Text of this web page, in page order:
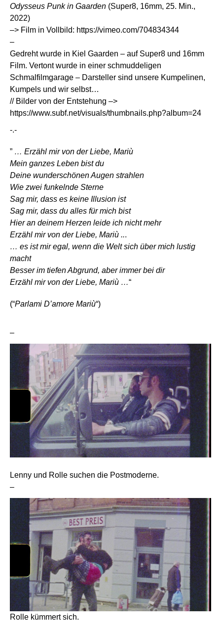
Odysseus Punk in Gaarden (Super8, 16mm, 25. Min.,
2022)
–> Film in Vollbild: https://vimeo.com/704834344
–
Gedreht wurde in Kiel Gaarden – auf Super8 und 16mm
Film. Vertont wurde in einer schmuddeligen
Schmalfilmgarage – Darsteller sind unsere Kumpelinen,
Kumpels und wir selbst…
// Bilder von der Entstehung –>
https://www.subf.net/visuals/thumbnails.php?album=24
-.-
” … Erzähl mir von der Liebe, Mariù
Mein ganzes Leben bist du
Deine wunderschönen Augen strahlen
Wie zwei funkelnde Sterne
Sag mir, dass es keine Illusion ist
Sag mir, dass du alles für mich bist
Hier an deinem Herzen leide ich nicht mehr
Erzähl mir von der Liebe, Mariù ...
… es ist mir egal, wenn die Welt sich über mich lustig
macht
Besser im tiefen Abgrund, aber immer bei dir
Erzähl mir von der Liebe, Mariù …“
(“Parlami D’amore Mariù“)
–
Lenny und Rolle suchen die Postmoderne.
–
Rolle kümmert sich.